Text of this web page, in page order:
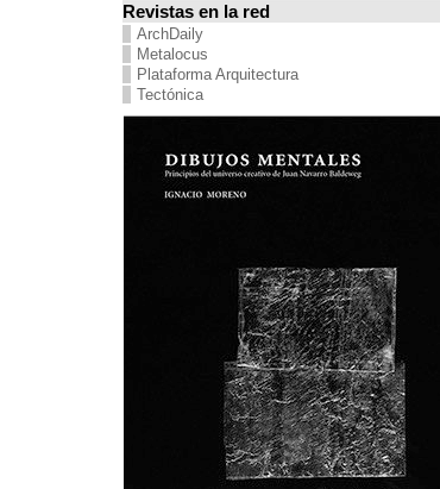
Revistas en la red
ArchDaily
Metalocus
Plataforma Arquitectura
Tectónica